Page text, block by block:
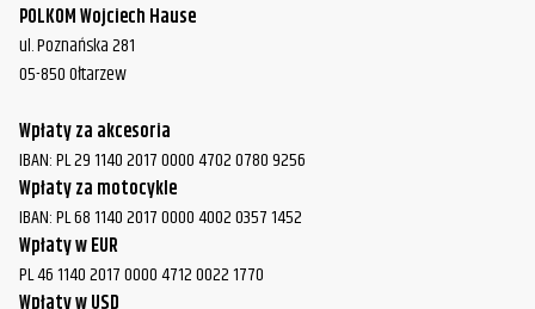
POLKOM Wojciech Hause
ul. Poznańska 281
05-850 Ołtarzew
Wpłaty za akcesoria
IBAN: PL 29 1140 2017 0000 4702 0780 9256
Wpłaty za motocykle
IBAN: PL 68 1140 2017 0000 4002 0357 1452
Wpłaty w EUR
PL 46 1140 2017 0000 4712 0022 1770